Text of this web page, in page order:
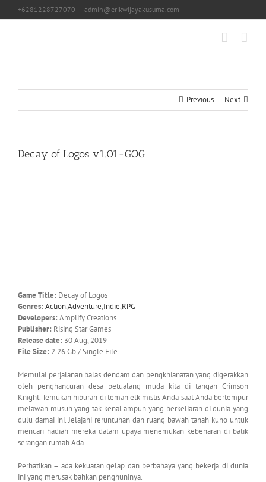
+6281228727070 | admin@erikwijayakusuma.com
Previous Next
Decay of Logos v1.01-GOG
Game Title: Decay of Logos
Genres: Action,Adventure,Indie,RPG
Developers: Amplify Creations
Publisher: Rising Star Games
Release date: 30 Aug, 2019
File Size: 2.26 Gb / Single File
Memulai perjalanan balas dendam dan pengkhianatan yang digerakkan
oleh penghancuran desa petualang muda kita di tangan Crimson
Knight. Temukan hiburan di teman elk mistis Anda saat Anda bertempur
melawan musuh yang tak kenal ampun yang berkeliaran di dunia yang
dulu damai ini. Jelajahi reruntuhan dan ruang bawah tanah kuno untuk
mencari hadiah mereka dalam upaya menemukan kebenaran di balik
serangan rumah Ada.
Perhatikan – ada kekuatan gelap dan berbahaya yang bekerja di dunia
ini yang merusak bahkan penghuninya.